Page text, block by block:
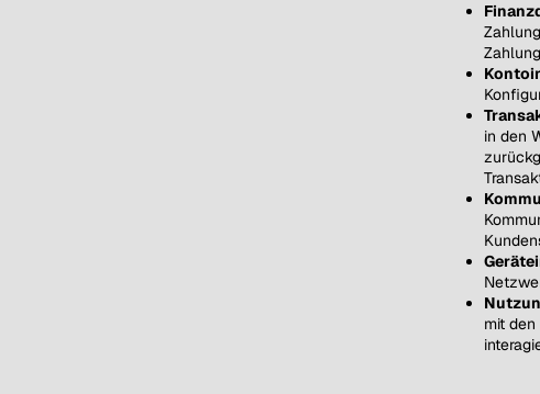
in den
mit